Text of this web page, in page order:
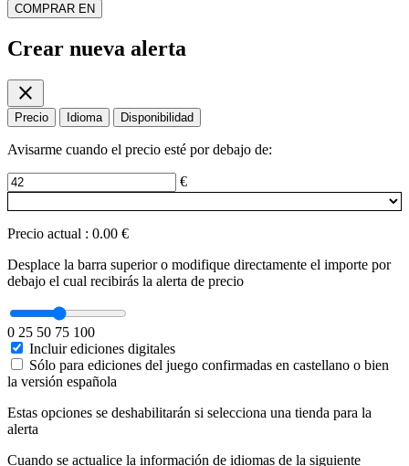
COMPRAR EN
Crear nueva alerta
close
Precio Idioma Disponibilidad
Avisarme cuando el precio esté por debajo de:
€
Precio actual : 0.00 €
Desplace la barra superior o modifique directamente el importe por
debajo el cual recibirás la alerta de precio
0 25 50 75 100
Incluir ediciones digitales
Sólo para ediciones del juego confirmadas en castellano o bien
la versión española
Estas opciones se deshabilitarán si selecciona una tienda para la
alerta
Cuando se actualice la información de idiomas de la siguiente